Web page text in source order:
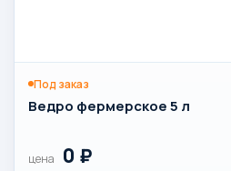
Под заказ
Ведро фермерское 5 л
цена 0 ₽